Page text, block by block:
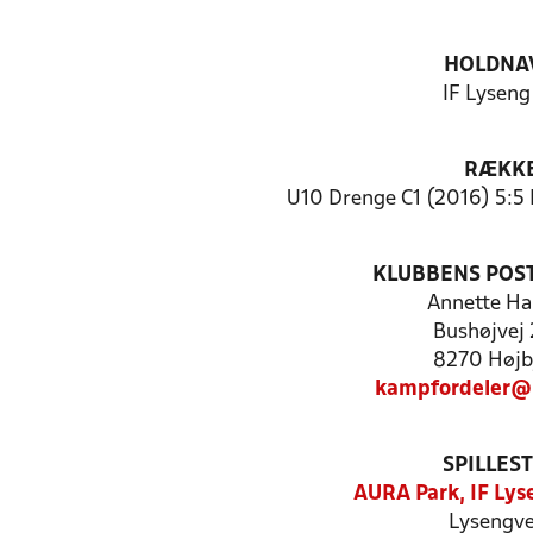
IF
U10 Drenge C1 (2016)
KLUBBENS
Annette
Bushøjvej
8270
AURA Park, IF